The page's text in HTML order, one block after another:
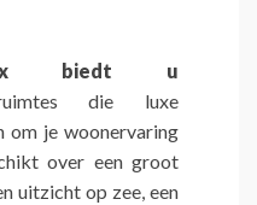
biedt u
ruimtes die luxe
om je woonervaring
over een groot
uitzicht op zee, een